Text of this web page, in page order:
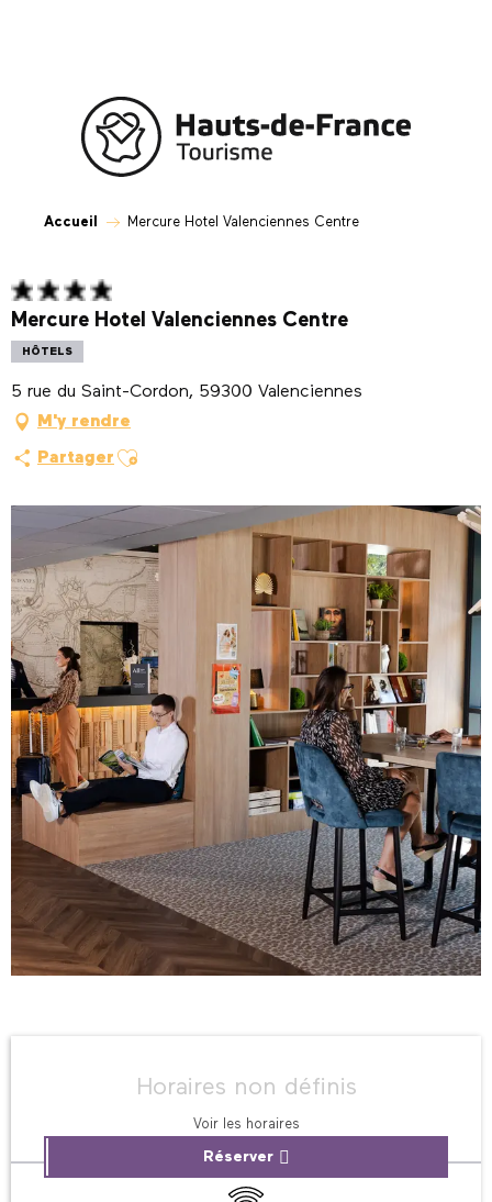
Accueil Mercure Hotel Valenciennes Centre
Mercure Hotel Valenciennes Centre
HÔTELS
5 rue du Saint-Cordon, 59300 Valenciennes
M'y rendre
Partager Ajouter aux favoris
Horaires non définis
Voir les horaires
Réserver
WiFi